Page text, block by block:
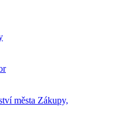
města Zákupy,